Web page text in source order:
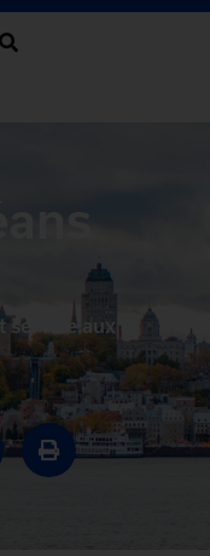
service aux